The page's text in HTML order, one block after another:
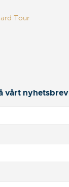
Tour
vårt nyhetsbrev